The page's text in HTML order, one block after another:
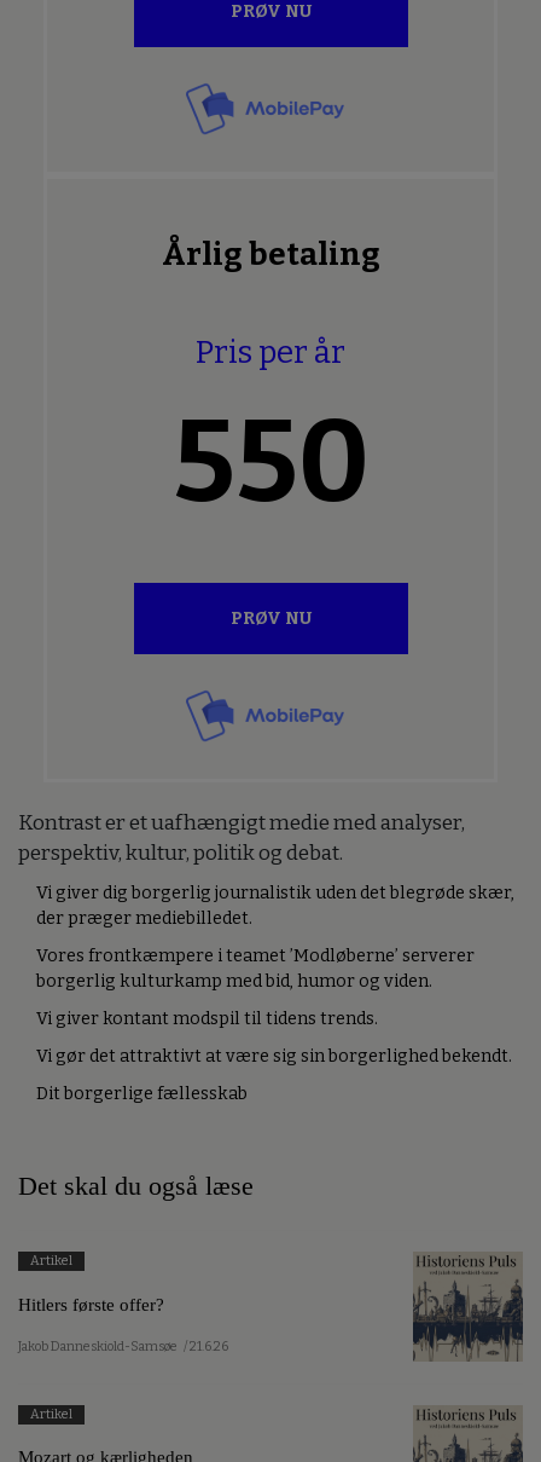
PRØV NU
Årlig betaling
Pris per år
550
PRØV NU
Kontrast er et uafhængigt medie med analyser,
perspektiv, kultur, politik og debat.
Vi giver dig borgerlig journalistik uden det blegrøde skær,
der præger mediebilledet.
Vores frontkæmpere i teamet ’Modløberne’ serverer
borgerlig kulturkamp med bid, humor og viden.
Vi giver kontant modspil til tidens trends.
Vi gør det attraktivt at være sig sin borgerlighed bekendt.
Dit borgerlige fællesskab
Det skal du også læse
Artikel
Hitlers første offer?
Jakob Danneskiold-Samsøe / 21.6.26
Artikel
Mozart og kærligheden